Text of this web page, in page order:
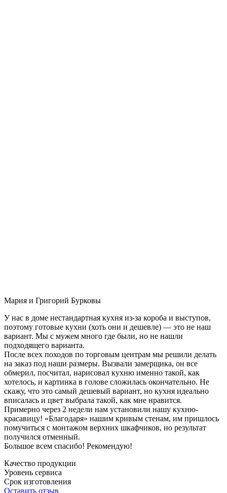
Мария и Григорий Бурковы
У нас в доме нестандартная кухня из-за короба и выступов,
поэтому готовые кухни (хоть они и дешевле) — это не наш
вариант. Мы с мужем много где были, но не нашли
подходящего варианта.
После всех походов по торговым центрам мы решили делать
на заказ под наши размеры. Вызвали замерщика, он все
обмерил, посчитал, нарисовал кухню именно такой, как
хотелось, и картинка в голове сложилась окончательно. Не
скажу, что это самый дешевый вариант, но кухня идеально
вписалась и цвет выбрала такой, как мне нравится.
Примерно через 2 недели нам установили нашу кухню-
красавицу! «Благодаря» нашим кривым стенам, им пришлось
помучиться с монтажом верхних шкафчиков, но результат
получился отменный.
Большое всем спасибо! Рекомендую!
Качество продукции
Уровень сервиса
Срок изготовления
Оставить отзыв